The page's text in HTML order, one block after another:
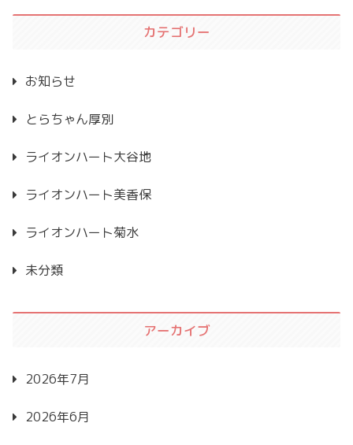
カテゴリー
お知らせ
とらちゃん厚別
ライオンハート大谷地
ライオンハート美香保
ライオンハート菊水
未分類
アーカイブ
2026年7月
2026年6月